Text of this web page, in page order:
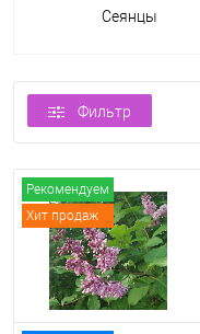
Сеянцы
Фильтр
Рекомендуем
Хит продаж